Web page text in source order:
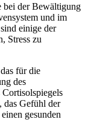
bei der Bewältigung
und im
einige der
Stress zu
für die
des
das Gefühl der
gesunden